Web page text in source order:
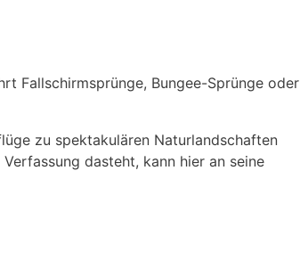
Fallschirmsprünge, Bungee-Sprünge oder
zu spektakulären Naturlandschaften
dasteht, kann hier an seine